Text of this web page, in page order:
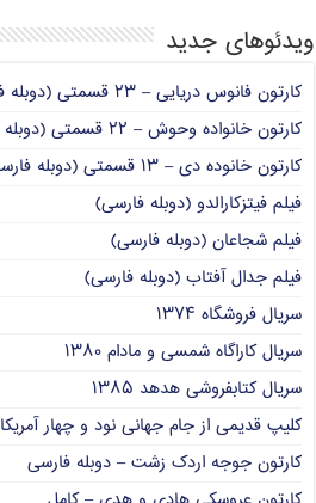
ویدئوهای جدید
کارتون فانوس دریایی – ۲۳ قسمتی (دوبله فارسی)
کارتون خانواده وحوش – ۲۲ قسمتی (دوبله فارسی)
کارتون خانوده دی – ۱۳ قسمتی (دوبله فارسی)
فیلم فیتزکارالدو (دوبله فارسی)
فیلم شجاعان (دوبله فارسی)
فیلم جدال آفتاب (دوبله فارسی)
سریال فروشگاه ۱۳۷۴
سریال کاراگاه شمسی و مادام ۱۳۸۰
سریال کتابفروشی هدهد ۱۳۸۵
کلیپ قدیمی از جام جهانی نود و چهار آمریکا
کارتون جوجه اردک زشت – دوبله فارسی